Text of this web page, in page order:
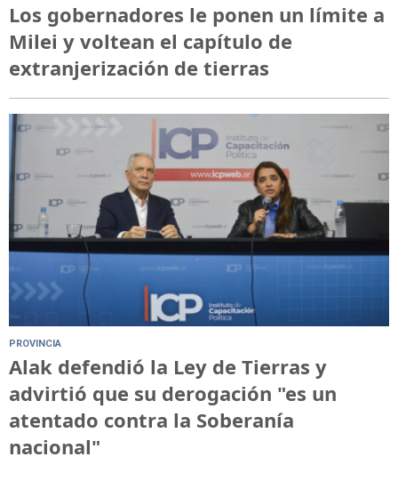
Los gobernadores le ponen un límite a
Milei y voltean el capítulo de
extranjerización de tierras
PROVINCIA
Alak defendió la Ley de Tierras y
advirtió que su derogación "es un
atentado contra la Soberanía
nacional"